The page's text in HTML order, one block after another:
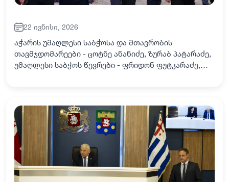
22 ივნისი, 2026
აჭარის უმაღლესი საბჭოსა და მთავრობის
თავმჯდომარეები - ცოტნე ანანიძე, ზურაბ პატარაძე,
უმაღლესი საბჭოს წევრები - ფრიდონ ფუტკარაძე,